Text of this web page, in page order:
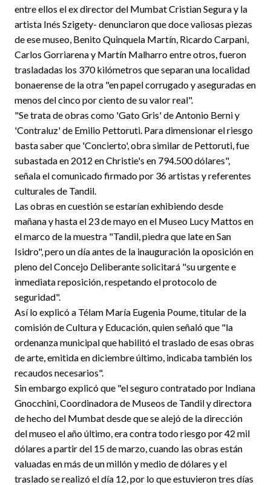
entre ellos el ex director del Mumbat Cristian Segura y la
artista Inés Szigety- denunciaron que doce valiosas piezas
de ese museo, Benito Quinquela Martín, Ricardo Carpani,
Carlos Gorriarena y Martín Malharro entre otros, fueron
trasladadas los 370 kilómetros que separan una localidad
bonaerense de la otra "en papel corrugado y aseguradas en
menos del cinco por ciento de su valor real".
"Se trata de obras como 'Gato Gris' de Antonio Berni y
'Contraluz' de Emilio Pettoruti. Para dimensionar el riesgo
basta saber que 'Concierto', obra similar de Pettoruti, fue
subastada en 2012 en Christie's en 794.500 dólares",
señala el comunicado firmado por 36 artistas y referentes
culturales de Tandil.
Las obras en cuestión se estarían exhibiendo desde
mañana y hasta el 23 de mayo en el Museo Lucy Mattos en
el marco de la muestra "Tandil, piedra que late en San
Isidro", pero un día antes de la inauguración la oposición en
pleno del Concejo Deliberante solicitará "su urgente e
inmediata reposición, respetando el protocolo de
seguridad".
Así lo explicó a Télam María Eugenia Poume, titular de la
comisión de Cultura y Educación, quien señaló que "la
ordenanza municipal que habilitó el traslado de esas obras
de arte, emitida en diciembre último, indicaba también los
recaudos necesarios".
Sin embargo explicó que "el seguro contratado por Indiana
Gnocchini, Coordinadora de Museos de Tandil y directora
de hecho del Mumbat desde que se alejó de la dirección
del museo el año último, era contra todo riesgo por 42 mil
dólares a partir del 15 de marzo, cuando las obras están
valuadas en más de un millón y medio de dólares y el
traslado se realizó el día 12, por lo que estuvieron tres días